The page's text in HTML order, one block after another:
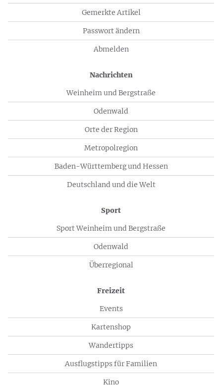
Gemerkte Artikel
Passwort ändern
Abmelden
Nachrichten
Weinheim und Bergstraße
Odenwald
Orte der Region
Metropolregion
Baden-Württemberg und Hessen
Deutschland und die Welt
Sport
Sport Weinheim und Bergstraße
Odenwald
Überregional
Freizeit
Events
Kartenshop
Wandertipps
Ausflugstipps für Familien
Kino